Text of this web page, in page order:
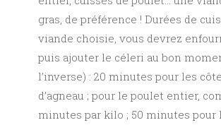
gras, de préférence ! Durées de
viande choisie, vous devrez
puis ajouter le céleri au bon
l’inverse) : 20 minutes pour les
d’agneau ; pour le poulet entier,
minutes par kilo ; 50 minutes pour